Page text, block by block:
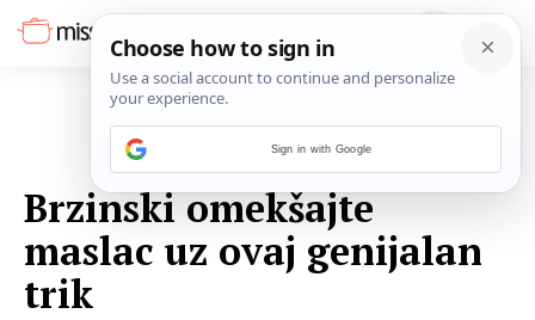
Brzinski omekšajte
maslac uz ovaj genijalan
trik
Sign in with Google